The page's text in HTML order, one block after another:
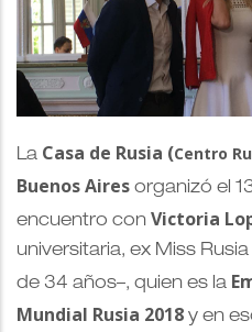
La Casa de Rusia (Centro
Buenos Aires organizó el
encuentro con Victoria
universitaria, ex Miss
de 34 años–, quien es la
Mundial Rusia 2018 y en